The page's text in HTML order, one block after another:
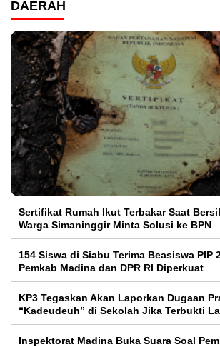
DAERAH
Sertifikat Rumah Ikut Terbakar Saat
Warga Simaninggir Minta Solusi ke BPN
154 Siswa di Siabu Terima Beasiswa PIP
Pemkab Madina dan DPR RI Diperkuat
KP3 Tegaskan Akan Laporkan Dugaan
“Kadeudeuh” di Sekolah Jika Terbukti
Inspektorat Madina Buka Suara Soal